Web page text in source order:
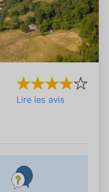
Lire les avis